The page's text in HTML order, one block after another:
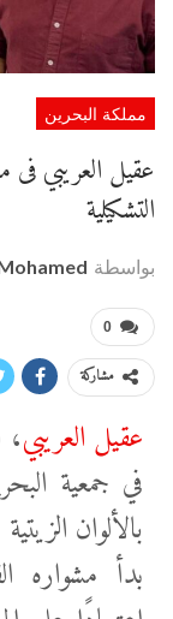
مملكة البحرين
التشكيلية
بواسطة
0
مشاركة
عقيل العريبي
في جمعية
بالألوان
بدأ مشواره